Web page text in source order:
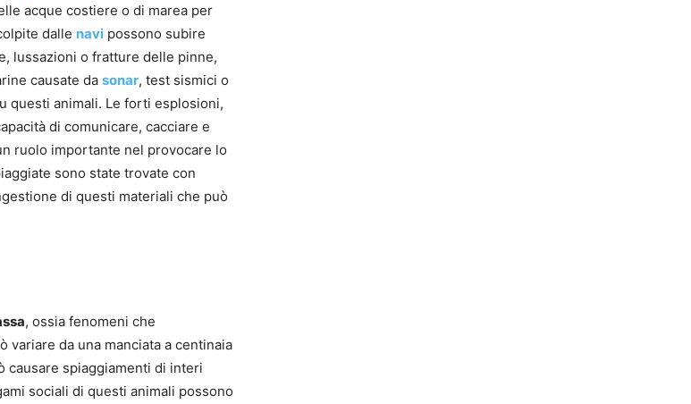
acque costiere o di marea per
dalle navi possono subire
lussazioni o fratture delle pinne,
causate da sonar, test sismici o
questi animali. Le forti esplosioni,
di comunicare, cacciare e
ruolo importante nel provocare lo
sono state trovate con
di questi materiali che può
, ossia fenomeni che
da una manciata a centinaia
causare spiaggiamenti di interi
sociali di questi animali possono